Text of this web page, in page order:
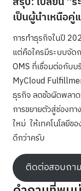
เป็นผู้นำเหนือคู่
การทำธุรกิจในปี
แต่คือใครมีระบบจัด
OMS ที่เชื่อมต่อกับ
MyCloud
ธุรกิจ ลดข้อผิดพลา
การขยายตัวสู่ช่องท
ใหม่ ให้เทคโนโลยี
ดีกว่าครับ
ติดต่อสอบถา